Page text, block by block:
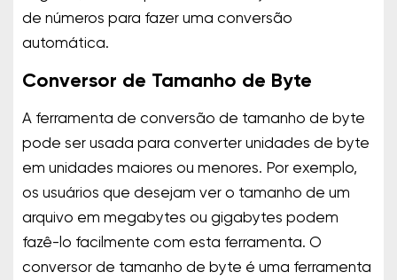
de números para fazer uma conversão
automática.
Conversor de Tamanho de Byte
A ferramenta de conversão de tamanho de byte
pode ser usada para converter unidades de byte
em unidades maiores ou menores. Por exemplo,
os usuários que desejam ver o tamanho de um
arquivo em megabytes ou gigabytes podem
fazê-lo facilmente com esta ferramenta. O
conversor de tamanho de byte é uma ferramenta